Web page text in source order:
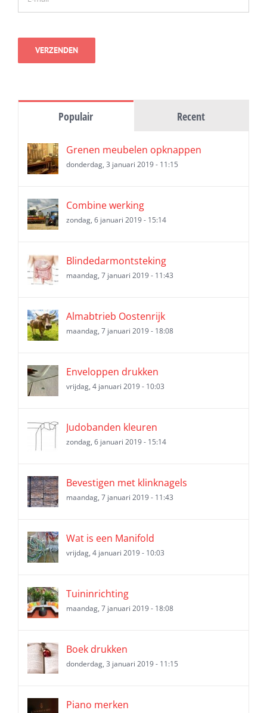
Populair Recent
Grenen meubelen opknappen
donderdag, 3 januari 2019 - 11:15
Combine werking
zondag, 6 januari 2019 - 15:14
Blindedarmontsteking
maandag, 7 januari 2019 - 11:43
Almabtrieb Oostenrijk
maandag, 7 januari 2019 - 18:08
Enveloppen drukken
vrijdag, 4 januari 2019 - 10:03
Judobanden kleuren
zondag, 6 januari 2019 - 15:14
Bevestigen met klinknagels
maandag, 7 januari 2019 - 11:43
Wat is een Manifold
vrijdag, 4 januari 2019 - 10:03
Tuininrichting
maandag, 7 januari 2019 - 18:08
Boek drukken
donderdag, 3 januari 2019 - 11:15
Piano merken